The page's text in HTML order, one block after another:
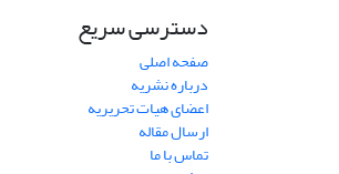
دسترسی سریع
صفحه اصلی
درباره نشریه
اعضای هیات تحریریه
ارسال مقاله
تماس با ما